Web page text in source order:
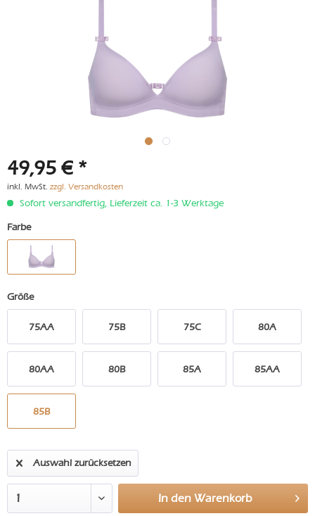
49,95 € *
inkl. MwSt. zzgl. Versandkosten
Sofort versandfertig, Lieferzeit ca. 1-3 Werktage
Farbe
Größe
75AA 75B 75C 80A
80AA 80B 85A 85AA
85B
Auswahl zurücksetzen
In den Warenkorb